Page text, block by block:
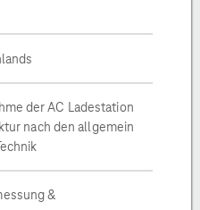
der AC Ladestation
nach den allgemein
&